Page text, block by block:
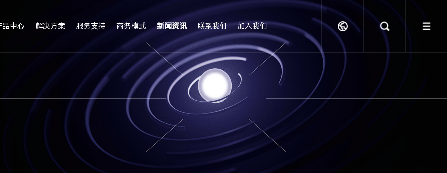
品中心 解决方案 服务支持 商务模式 新闻资讯 联系我们 加入我们